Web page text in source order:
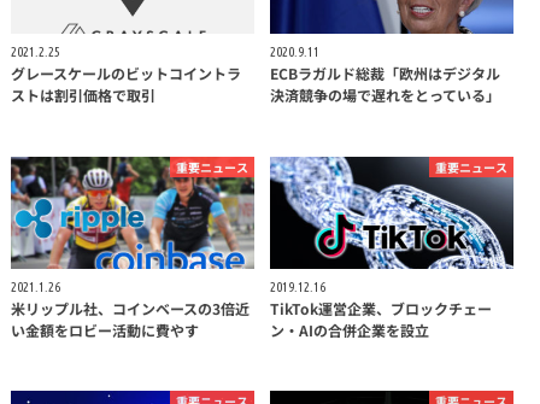
2021.2.25
グレースケールのビットコイントラ
ストは割引価格で取引
2020.9.11
ECBラガルド総裁「欧州はデジタル
決済競争の場で遅れをとっている」
重要ニュース
2021.1.26
米リップル社、コインベースの3倍近
い金額をロビー活動に費やす
重要ニュース
2019.12.16
TikTok運営企業、ブロックチェー
ン・AIの合併企業を設立